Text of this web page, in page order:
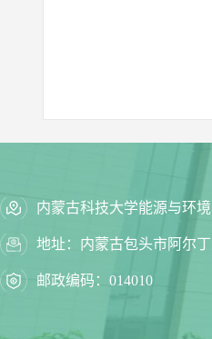
内蒙古科技大学能源与环
地址：内蒙古包头市阿尔
邮政编码：014010